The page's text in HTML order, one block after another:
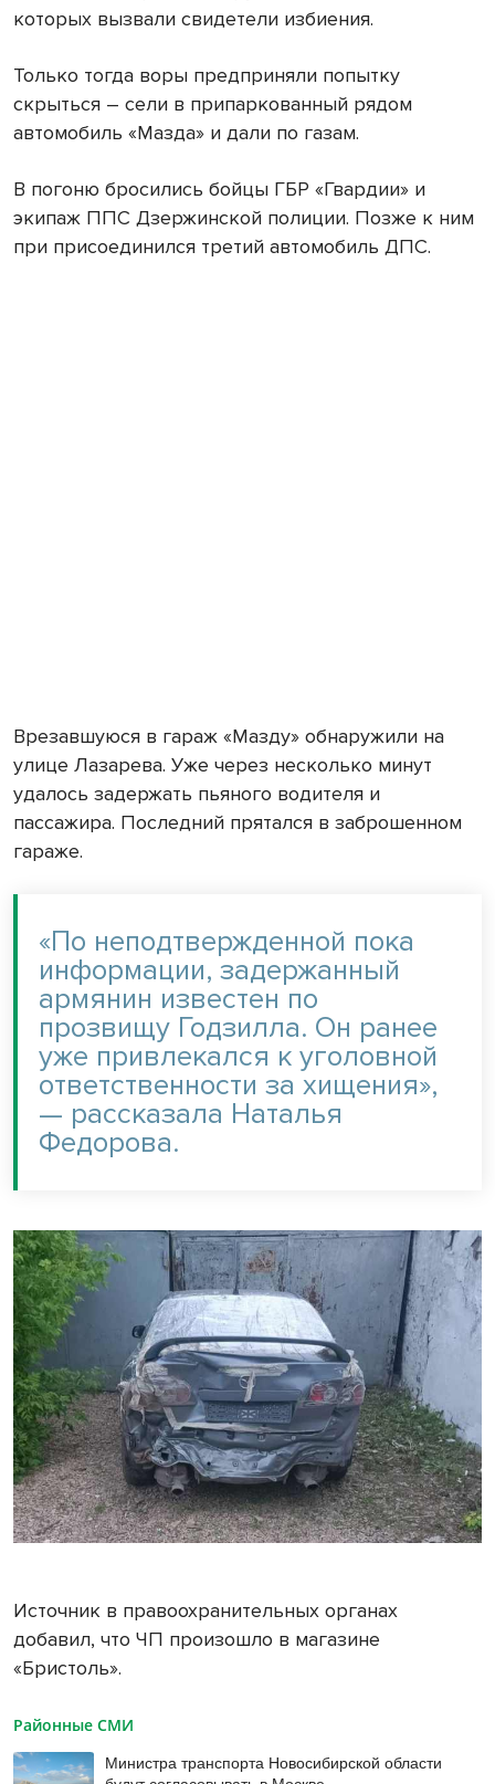
которых вызвали свидетели избиения.
Только тогда воры предприняли попытку
скрыться – сели в припаркованный рядом
автомобиль «Мазда» и дали по газам.
В погоню бросились бойцы ГБР «Гвардии» и
экипаж ППС Дзержинской полиции. Позже к ним
при присоединился третий автомобиль ДПС.
Врезавшуюся в гараж «Мазду» обнаружили на
улице Лазарева. Уже через несколько минут
удалось задержать пьяного водителя и
пассажира. Последний прятался в заброшенном
гараже.
«По неподтвержденной пока
информации, задержанный
армянин известен по
прозвищу Годзилла. Он ранее
уже привлекался к уголовной
ответственности за хищения»,
— рассказала Наталья
Федорова.
Источник в правоохранительных органах
добавил, что ЧП произошло в магазине
«Бристоль».
Районные СМИ
Министра транспорта Новосибирской области